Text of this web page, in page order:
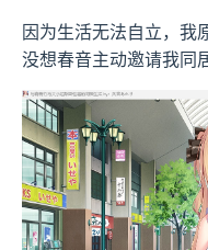
因为生活无法自立，我
没想春音主动邀请我同